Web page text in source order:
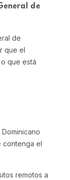
de
de
que el
que está
contenga el
remotos a